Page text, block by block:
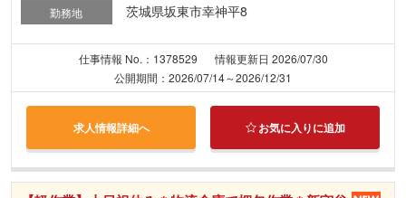
勤務地 茨城県坂東市幸神平8
仕事情報 No.：1378529
情報更新日 2026/07/30
公開期間：2026/07/14～2026/12/31
求人情報詳細へ お気に入りに追加